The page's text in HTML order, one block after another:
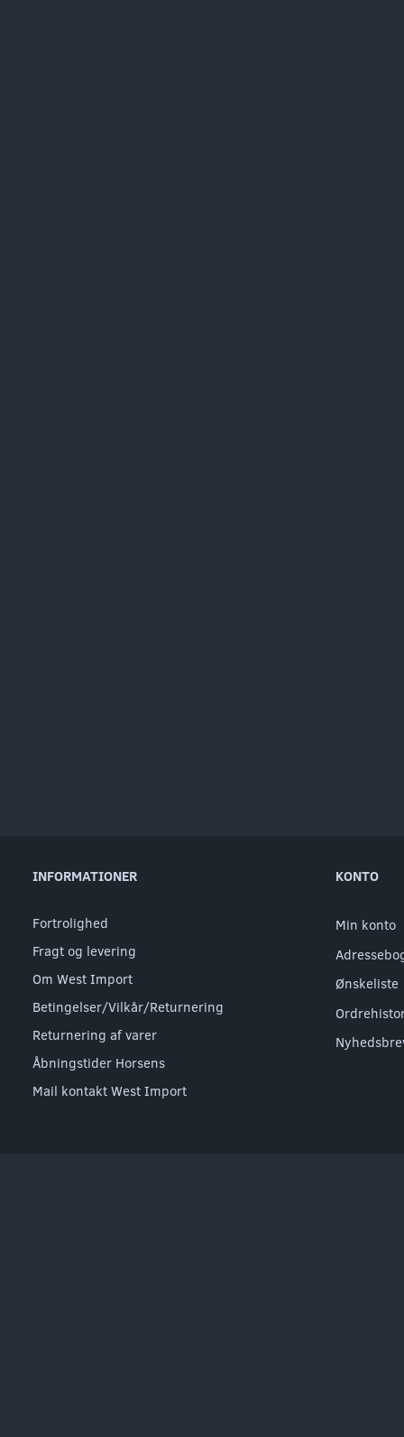
INFORMATIONER
Fortrolighed
Fragt og levering
Om West Import
Betingelser/Vilkår/Returnering
Returnering af varer
Åbningstider Horsens
Mail kontakt West Import
KONTO
Min konto
Ønskeliste